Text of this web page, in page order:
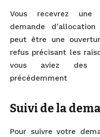
Vous recevrez une
demande
peut être une
refus précisant les
vous aviez des
précédemment
Suivi de la
Pour suivre votre